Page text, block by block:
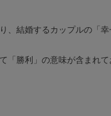
、結婚するカップルの「
「勝利」の意味が含まれ